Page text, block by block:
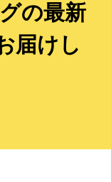
の最新
届けし